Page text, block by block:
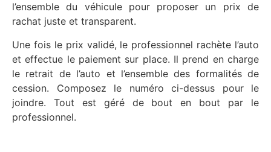
l’ensemble du véhicule pour proposer un prix de
rachat juste et transparent.
Une fois le prix validé, le professionnel rachète l’auto
et effectue le paiement sur place. Il prend en charge
le retrait de l’auto et l’ensemble des formalités de
cession. Composez le numéro ci-dessus pour le
joindre. Tout est géré de bout en bout par le
professionnel.